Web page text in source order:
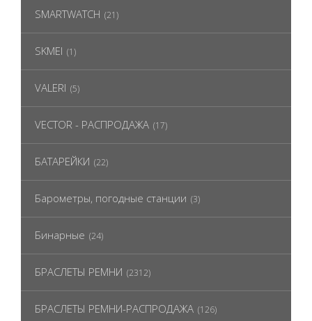
SMARTWATCH (21)
SKMEI (1)
VALERI (5)
VECTOR - РАСПРОДАЖА (17)
БАТАРЕЙКИ (22)
Барометры, погодные станции (3)
Бинарные (24)
БРАСЛЕТЫ РЕМНИ (2312)
БРАСЛЕТЫ РЕМНИ-РАСПРОДАЖА (126)